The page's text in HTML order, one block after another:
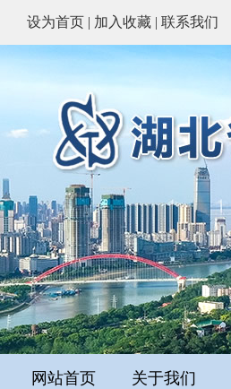
设为首页 | 加入收藏 | 联系我们
网站首页 关于我们